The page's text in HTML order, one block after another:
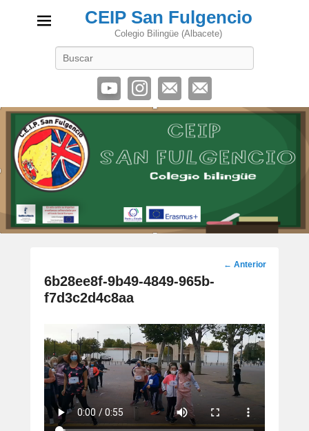
CEIP San Fulgencio
Colegio Bilingüe (Albacete)
Navegación
← Anterior
6b28ee8f-9b49-4849-965b-
f7d3c2d4c8aa